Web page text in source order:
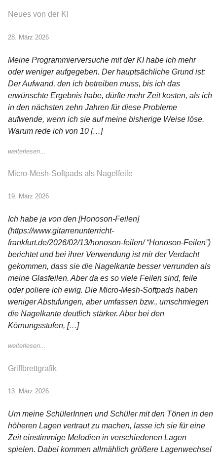
Neues von der KI
28. März 2026
Meine Programmierversuche mit der KI habe ich mehr
oder weniger aufgegeben. Der hauptsächliche Grund ist:
Der Aufwand, den ich betreiben muss, bis ich das
erwünschte Ergebnis habe, dürfte mehr Zeit kosten, als ich
in den nächsten zehn Jahren für diese Probleme
aufwende, wenn ich sie auf meine bisherige Weise löse.
Warum rede ich von 10 […]
weiterlesen...
Micro-Mesh-Softpads als Nagelfeile
19. März 2026
Ich habe ja von den [Honoson-Feilen]
(https://www.gitarrenunterricht-
frankfurt.de/2026/02/13/honoson-feilen/ “Honoson-Feilen”)
berichtet und bei ihrer Verwendung ist mir der Verdacht
gekommen, dass sie die Nagelkante besser verrunden als
meine Glasfeilen. Aber da es so viele Feilen sind, feile
oder poliere ich ewig. Die Micro-Mesh-Softpads haben
weniger Abstufungen, aber umfassen bzw., umschmiegen
die Nagelkante deutlich stärker. Aber bei den
Körnungsstufen, […]
weiterlesen...
Griffbrettgrafik
13. März 2026
Um meine SchülerInnen und Schüler mit den Tönen in den
höheren Lagen vertraut zu machen, lasse ich sie für eine
Zeit einstimmige Melodien in verschiedenen Lagen
spielen. Dabei kommen allmählich größere Lagenwechsel